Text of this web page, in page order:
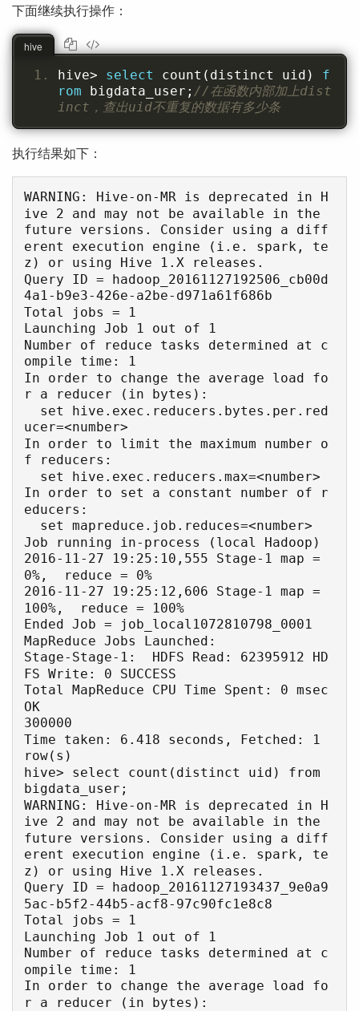
下面继续执行操作：
hive> select count ( distinct uid )
f
rom bigdata_user ; //在函数内部加上dist
inct，查出uid不重复的数据有多少条
hive
执行结果如下：
WARNING: Hive-on-MR is deprecated in H
ive 2 and may not be available in the
future versions. Consider using a diff
erent execution engine (i.e. spark, te
z) or using Hive 1.X releases.
Query ID = hadoop_20161127192506_cb00d
4a1-b9e3-426e-a2be-d971a61f686b
Total jobs = 1
Launching Job 1 out of 1
Number of reduce tasks determined at c
ompile time: 1
In order to change the average load fo
r a reducer (in bytes):
ucer=<number>
In order to limit the maximum number o
f reducers:
In order to set a constant number of r
educers:
Job running in-process (local Hadoop)
2016-11-27 19:25:10,555 Stage-1 map =
0%,  reduce = 0%
2016-11-27 19:25:12,606 Stage-1 map =
100%,  reduce = 100%
Ended Job = job_local1072810798_0001
MapReduce Jobs Launched:
Stage-Stage-1:  HDFS Read: 62395912 HD
FS Write: 0 SUCCESS
Total MapReduce CPU Time Spent: 0 msec
OK
300000
Time taken: 6.418 seconds, Fetched: 1
row(s)
hive> select count(distinct uid) from
bigdata_user;
WARNING: Hive-on-MR is deprecated in H
ive 2 and may not be available in the
future versions. Consider using a diff
erent execution engine (i.e. spark, te
z) or using Hive 1.X releases.
Query ID = hadoop_20161127193437_9e0a9
5ac-b5f2-44b5-acf8-97c90fc1e8c8
Total jobs = 1
Launching Job 1 out of 1
Number of reduce tasks determined at c
ompile time: 1
In order to change the average load fo
r a reducer (in bytes):